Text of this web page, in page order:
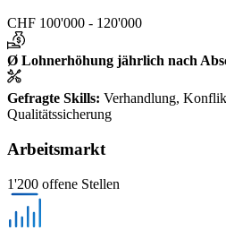
CHF 100'000 - 120'000
Ø Lohnerhöhung jährlich nach
Gefragte Skills: Verhandlung,
Qualitätssicherung
Arbeitsmarkt
1'200 offene Stellen